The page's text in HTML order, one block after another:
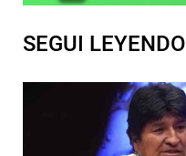
SEGUI LEYENDO